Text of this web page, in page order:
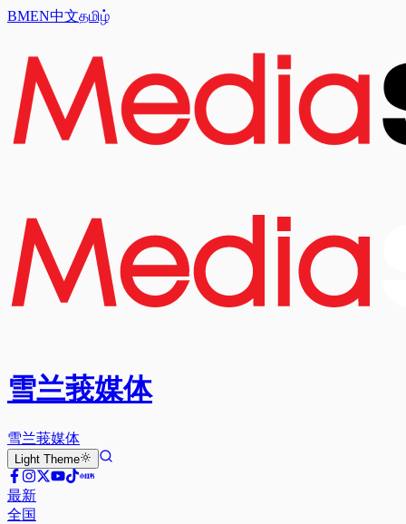
BMEN中文தமிழ்
雪兰莪媒体
雪兰莪媒体
Light Theme
最新
全国